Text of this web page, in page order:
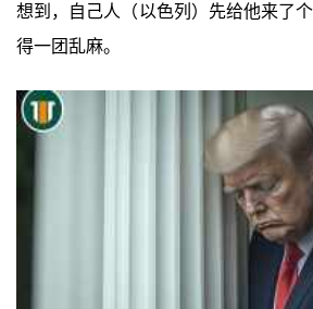
想到，自己人（以色列）先给他来了
得一团乱麻。